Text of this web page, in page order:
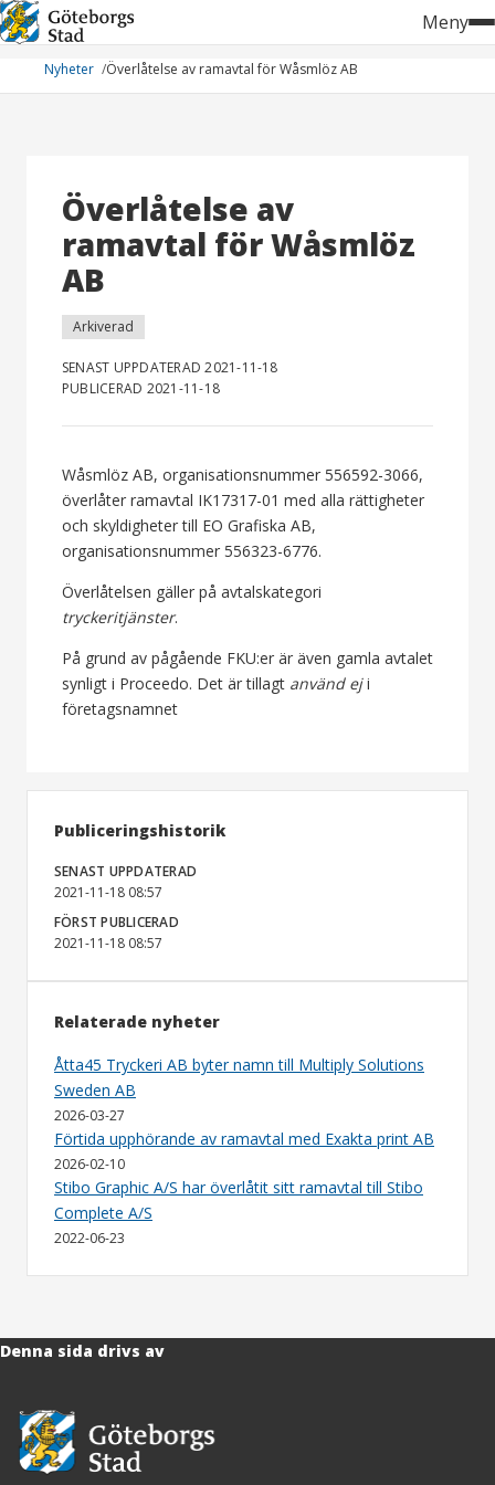
Hoppa
till
innehåll
Meny
Nyheter Överlåtelse av ramavtal för Wåsmlöz AB
Överlåtelse av
ramavtal för Wåsmlöz
AB
Arkiverad
SENAST UPPDATERAD 2021-11-18
PUBLICERAD 2021-11-18
Wåsmlöz AB, organisationsnummer 556592-3066,
överlåter ramavtal IK17317-01 med alla rättigheter
och skyldigheter till EO Grafiska AB,
organisationsnummer 556323-6776.
Överlåtelsen gäller på avtalskategori
tryckeritjänster.
På grund av pågående FKU:er är även gamla avtalet
synligt i Proceedo. Det är tillagt använd eji
företagsnamnet
Publiceringshistorik
SENAST UPPDATERAD
2021-11-18 08:57
FÖRST PUBLICERAD
2021-11-18 08:57
Relaterade nyheter
Åtta45 Tryckeri AB byter namn till Multiply Solutions
Sweden AB
2026-03-27
Förtida upphörande av ramavtal med Exakta print AB
2026-02-10
Stibo Graphic A/S har överlåtit sitt ramavtal till Stibo
Complete A/S
2022-06-23
Denna sida drivs av